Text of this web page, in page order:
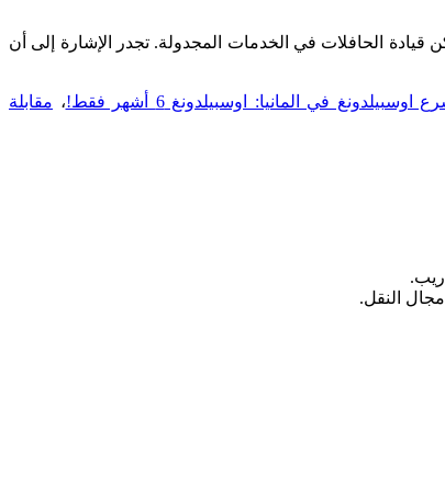
خاصة في المواصلات العامة المحلية. يستمر هذا التدريب المكثف عادة من 3 إلى 6 أشهر، وبعدها يمكن قيادة الحافلات في الخدمات المجدولة. تجدر الإشارة إلى أن
في المانيا: اوسبيلدونغ 6 أشهر فقط! ، مقابلة
النقل.